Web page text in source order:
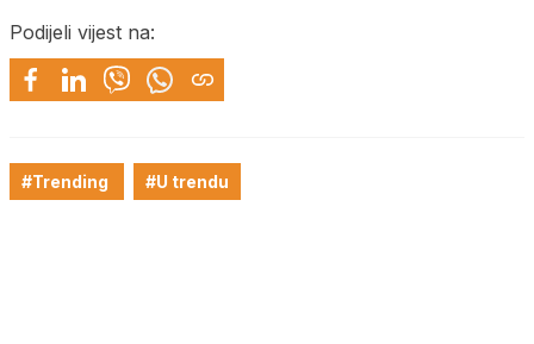
Podijeli vijest na:
#Trending #U trendu